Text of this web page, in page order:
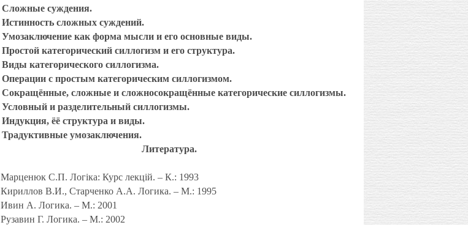
Сложные суждения.
Истинность сложных суждений.
Умозаключение как форма мысли и его основные виды.
Простой категорический силлогизм и его структура.
Виды категорического силлогизма.
Операции с простым категорическим силлогизмом.
Сокращённые, сложные и сложносокращённые категорические силлогизмы.
Условный и разделительный силлогизмы.
Индукция, ёё структура и виды.
Традуктивные умозаключения.
Литература.
Марценюк С.П. Логіка: Курс лекцій. – К.: 1993
Кириллов В.И., Старченко А.А. Логика. – М.: 1995
Ивин А. Логика. – М.: 2001
Рузавин Г. Логика. – М.: 2002